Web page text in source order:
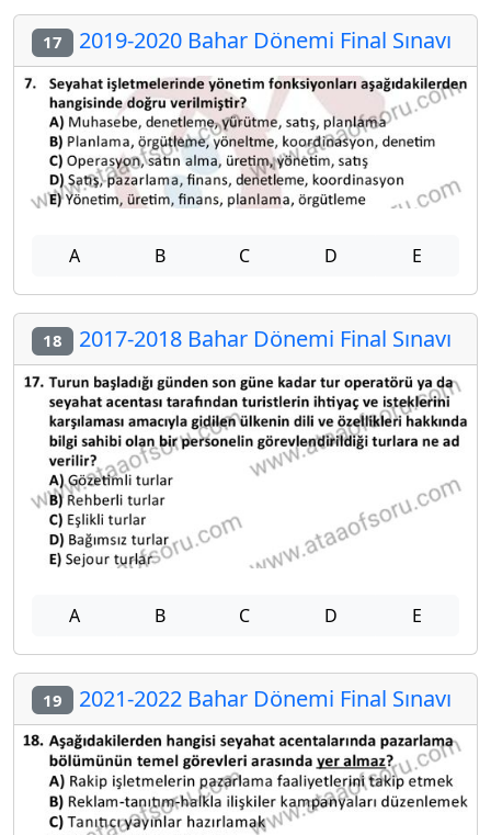
17 2019-2020 Bahar Dönemi Final Sınavı
A B C D E
18 2017-2018 Bahar Dönemi Final Sınavı
A B C D E
19 2021-2022 Bahar Dönemi Final Sınavı